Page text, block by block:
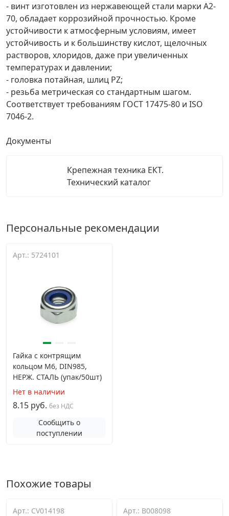
Кронштейны и крюки хозяйственные ›
Метрический крепеж ›
Электро и бензоинструмент, оборудование
Нержавеющий крепеж
- винт изготовлен из нержавеющей стали марки А2-
70, обладает коррозийной прочностью. Кроме
устойчивости к атмосферным условиям, имеет
устойчивость и к большинству кислот, щелочных
растворов, хлоридов, даже при увеличенных
температурах и давлении;
- головка потайная, шлиц PZ;
- резьба метрическая со стандартным шагом.
Соответствует требованиям ГОСТ 17475-80 и ISO
7046-2.
Документы
Крепежная техника ЕКТ.
Технический каталог
Персональные рекомендации
Арт.: 5724101
Гайка с контрящим
кольцом М6, DIN985,
НЕРЖ. СТАЛЬ (упак/50шт)
Нет в наличии
8.15 руб. без НДС
Сообщить о
поступлении
Похожие товары
Арт.: CV014198 Арт.: B008098